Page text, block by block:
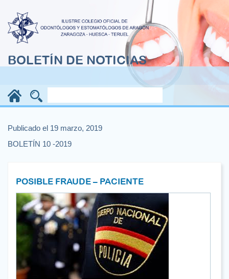
BOLETÍN DE NOTICIAS
Publicado el 19 marzo, 2019
BOLETÍN 10 -2019
POSIBLE FRAUDE – PACIENTE